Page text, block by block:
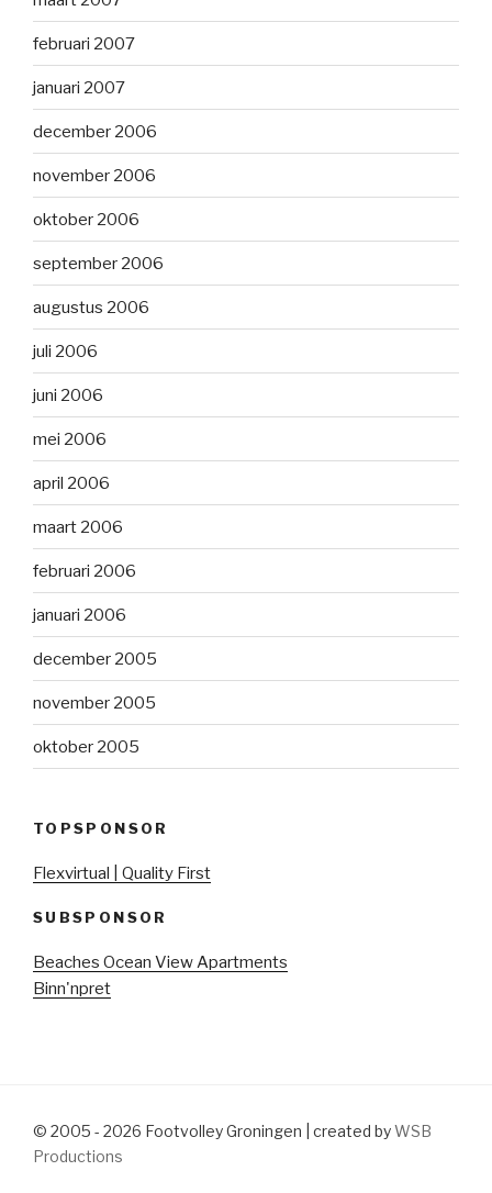
februari 2007
januari 2007
december 2006
november 2006
oktober 2006
september 2006
augustus 2006
juli 2006
juni 2006
mei 2006
april 2006
maart 2006
februari 2006
januari 2006
december 2005
november 2005
oktober 2005
TOPSPONSOR
Flexvirtual | Quality First
SUBSPONSOR
Beaches Ocean View Apartments
Binn'npret
© 2005 - 2026 Footvolley Groningen | created byWSB
Productions